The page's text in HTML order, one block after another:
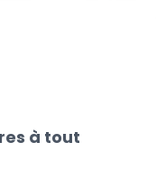
à tout